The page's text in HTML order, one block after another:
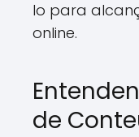
lo para
online.
de